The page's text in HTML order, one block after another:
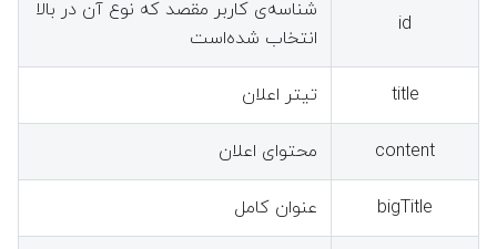
id
شناسه‌ی کاربر مقصد که نوع آن در بالا
انتخاب شده‌است
title تیتر اعلان
content محتوای اعلان
bigTitle عنوان کامل